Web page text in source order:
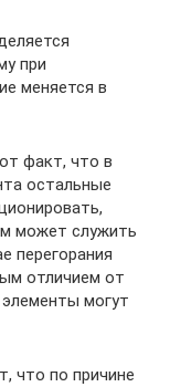
при
меняется в
факт, что в
остальные
может служить
перегорания
отличием от
могут
что по причине